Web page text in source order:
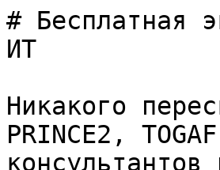
# Бесплатная
ИТ
Никакого
PRINCE2,